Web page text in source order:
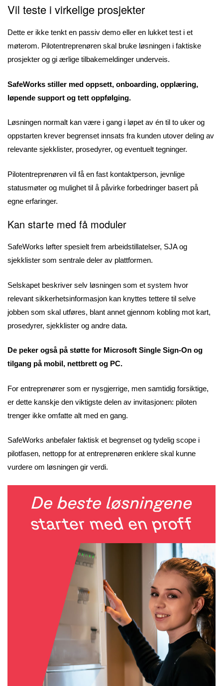
Vil teste i virkelige prosjekter
Dette er ikke tenkt en passiv demo eller en lukket test i et
møterom. Pilotentreprenøren skal bruke løsningen i faktiske
prosjekter og gi ærlige tilbakemeldinger underveis.
SafeWorks stiller med oppsett, onboarding, opplæring,
løpende support og tett oppfølging.
Løsningen normalt kan være i gang i løpet av én til to uker og
oppstarten krever begrenset innsats fra kunden utover deling av
relevante sjekklister, prosedyrer, og eventuelt tegninger.
Pilotentreprenøren vil få en fast kontaktperson, jevnlige
statusmøter og mulighet til å påvirke forbedringer basert på
egne erfaringer.
Kan starte med få moduler
SafeWorks løfter spesielt frem arbeidstillatelser, SJA og
sjekklister som sentrale deler av plattformen.
Selskapet beskriver selv løsningen som et system hvor
relevant sikkerhetsinformasjon kan knyttes tettere til selve
jobben som skal utføres, blant annet gjennom kobling mot kart,
prosedyrer, sjekklister og andre data.
De peker også på støtte for Microsoft Single Sign-On og
tilgang på mobil, nettbrett og PC.
For entreprenører som er nysgjerrige, men samtidig forsiktige,
er dette kanskje den viktigste delen av invitasjonen: piloten
trenger ikke omfatte alt med en gang.
SafeWorks anbefaler faktisk et begrenset og tydelig scope i
pilotfasen, nettopp for at entreprenøren enklere skal kunne
vurdere om løsningen gir verdi.